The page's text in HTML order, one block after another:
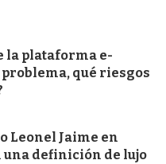
la plataforma e-
problema, qué riesgos
Leonel Jaime en
una definición de lujo